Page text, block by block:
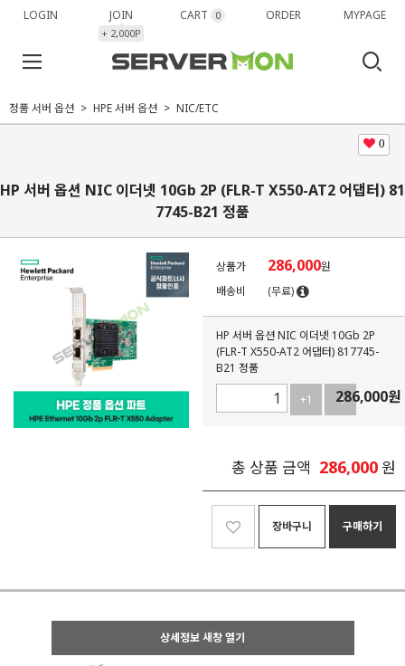
LOGIN JOIN
+ 2,000P
CART 0 ORDER MYPAGE
정품 서버 옵션 HPE 서버 옵션 NIC/ETC
0
HP 서버 옵션 NIC 이더넷 10Gb 2P (FLR-T X550-AT2 어댑터) 81
7745-B21 정품
상품가 286,000원
배송비
(무료)
HP 서버 옵션 NIC 이더넷 10Gb 2P
(FLR-T X550-AT2 어댑터) 817745-
B21 정품
+1 -1
286,000원
총 상품 금액 286,000원
장바구니 구매하기
상세정보 새창 열기